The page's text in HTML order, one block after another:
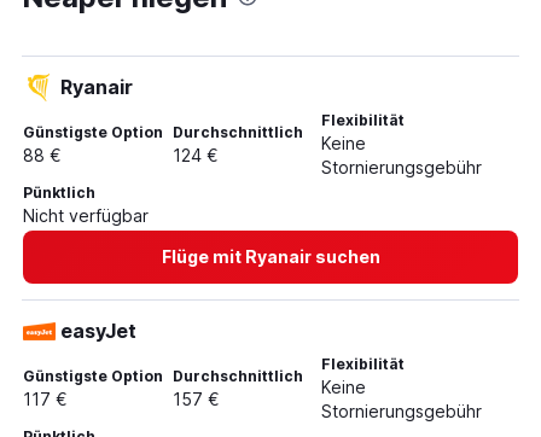
Ryanair
Günstigste Option
88 €
Durchschnittlich
124 €
Flexibilität
Keine
Stornierungsgebühr
Pünktlich
Nicht verfügbar
Flüge mit Ryanair suchen
easyJet
Günstigste Option
117 €
Durchschnittlich
157 €
Flexibilität
Keine
Stornierungsgebühr